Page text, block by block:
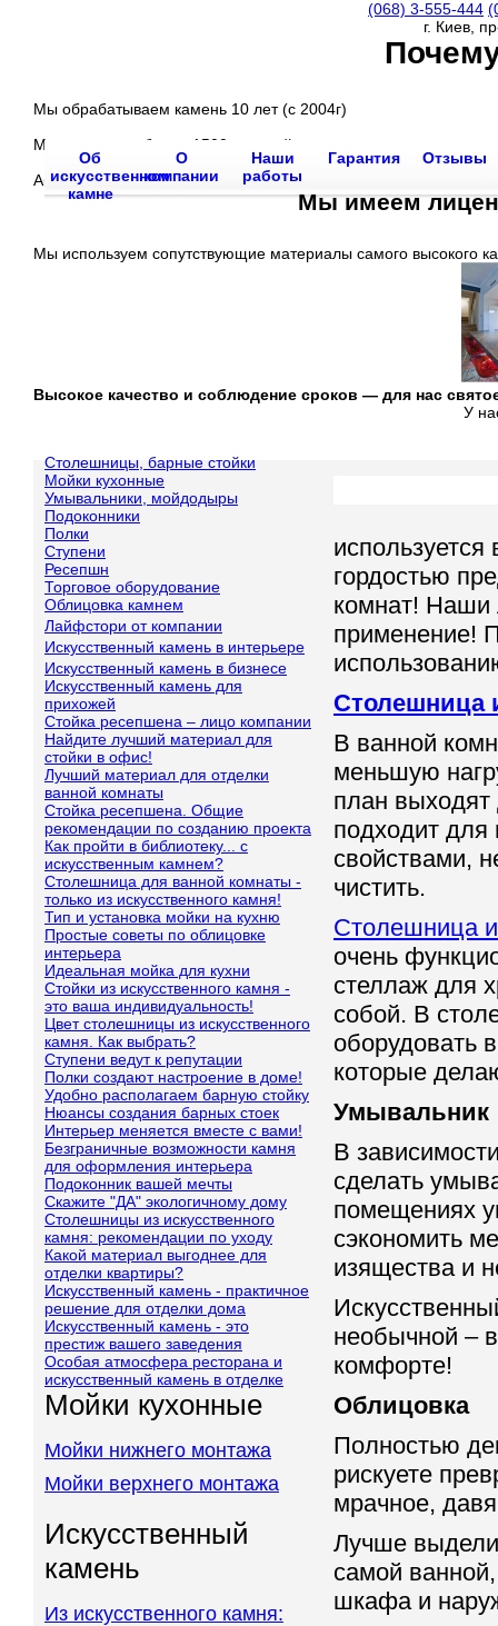
Об
искусственном
камне
О
компании
Наши
работы
Гарантия Отзывы
(068) 3-555-444
г. Киев,
Мы обрабатываем камень 10 лет (с 2004г)
Мы произвели более 1500 изделий
Абсолютно все заказчики довольны нашей работой и сервисом
Мы имеем
Мы используем сопутствующие материалы самого высокого
Высокое качество и соблюдение сроков — для нас
У
гордостью
комнат! Наши
применение!
Столешница
В ванной
меньшую
план выходят
подходит для
свойствами,
чистить.
Столешница
очень
стеллаж для
собой. В
оборудовать
которые
Умывальник
В
сделать
помещениях
сэкономить
изящества и
необычной –
комфорте!
Облицовка
Полностью
рискуете
мрачное,
Лучше
самой
шкафа и
Столешницы, барные стойки
Мойки кухонные
Умывальники, мойдодыры
Подоконники
Полки
Ступени
Ресепшн
Торговое оборудование
Облицовка камнем
Лайфстори от компании
Искусственный камень в интерьере
Искусственный камень в бизнесе
Искусственный камень для
прихожей
Стойка ресепшена – лицо компании
Найдите лучший материал для
стойки в офис!
Лучший материал для отделки
ванной комнаты
Стойка ресепшена. Общие
рекомендации по созданию проекта
Как пройти в библиотеку... с
искусственным камнем?
Столешница для ванной комнаты -
только из искусственного камня!
Тип и установка мойки на кухню
Простые советы по облицовке
интерьера
Идеальная мойка для кухни
Стойки из искусственного камня -
это ваша индивидуальность!
Цвет столешницы из искусственного
камня. Как выбрать?
Ступени ведут к репутации
Полки создают настроение в доме!
Удобно располагаем барную стойку
Нюансы создания барных стоек
Интерьер меняется вместе с вами!
Безграничные возможности камня
для оформления интерьера
Подоконник вашей мечты
Скажите "ДА" экологичному дому
Столешницы из искусственного
камня: рекомендации по уходу
Какой материал выгоднее для
отделки квартиры?
Искусственный камень - практичное
решение для отделки дома
Искусственный камень - это
престиж вашего заведения
Особая атмосфера ресторана и
искусственный камень в отделке
Мойки кухонные
Мойки нижнего монтажа
Мойки верхнего монтажа
Искусственный
камень
Из искусственного камня: